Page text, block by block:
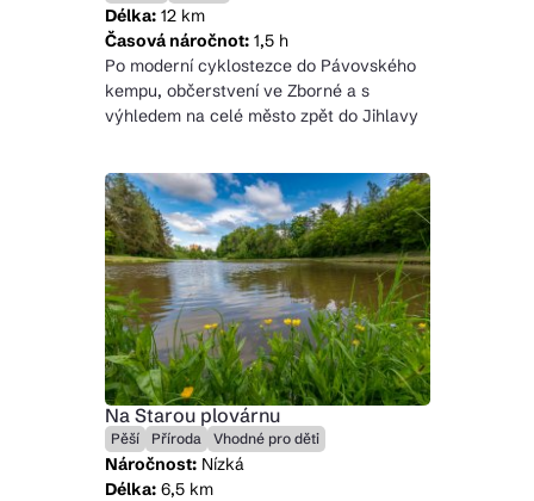
Délka:12 km
Časová náročnot:1,5 h
Po moderní cyklostezce do Pávovského
kempu, občerstvení ve Zborné a s
výhledem na celé město zpět do Jihlavy
Na Starou plovárnu
Pěší Příroda Vhodné pro děti
Náročnost:Nízká
Délka:6,5 km